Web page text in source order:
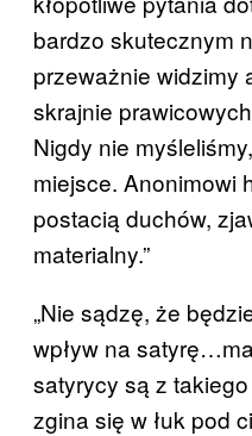
bardzo skutecznym
przeważnie widzimy
skrajnie
Nigdy nie
miejsce. Anonimowi
postacią duchów,
materialny.”
„Nie sądzę, że
wpływ na
satyrycy są z
zgina się w łuk pod